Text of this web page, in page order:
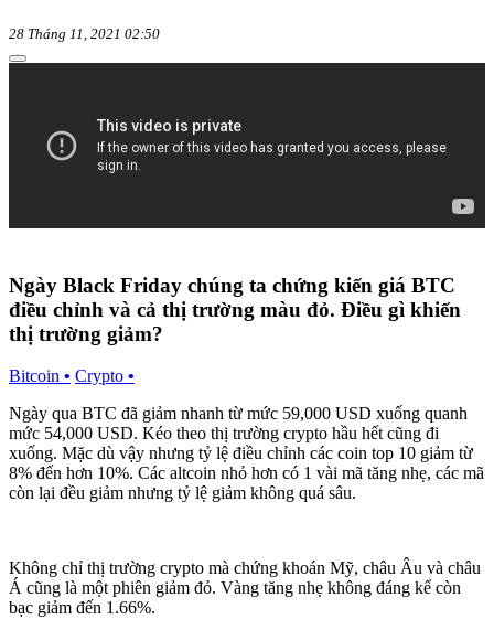
28 Tháng 11, 2021 02:50
Ngày Black Friday chúng ta chứng kiến giá BTC
điều chỉnh và cả thị trường màu đỏ. Điều gì khiến
thị trường giảm?
Bitcoin • Crypto •
Ngày qua BTC đã giảm nhanh từ mức 59,000 USD xuống quanh
mức 54,000 USD. Kéo theo thị trường crypto hầu hết cũng đi
xuống. Mặc dù vậy nhưng tỷ lệ điều chỉnh các coin top 10 giảm từ
8% đến hơn 10%. Các altcoin nhỏ hơn có 1 vài mã tăng nhẹ, các mã
còn lại đều giảm nhưng tỷ lệ giảm không quá sâu.
Không chỉ thị trường crypto mà chứng khoán Mỹ, châu Âu và châu
Á cũng là một phiên giảm đỏ. Vàng tăng nhẹ không đáng kể còn
bạc giảm đến 1.66%.